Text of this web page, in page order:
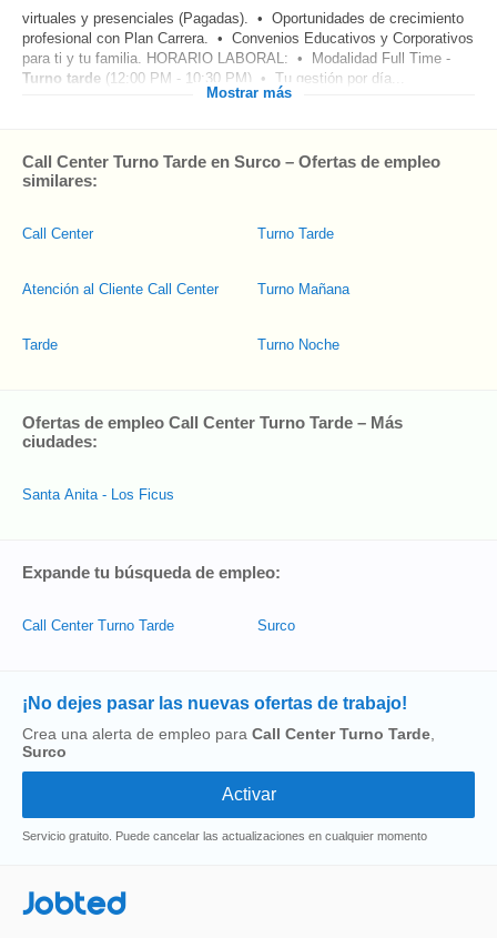
virtuales y presenciales (Pagadas). • Oportunidades de crecimiento
profesional con Plan Carrera. • Convenios Educativos y Corporativos
para ti y tu familia. HORARIO LABORAL: • Modalidad Full Time -
Turno tarde (12:00 PM - 10:30 PM) • Tu gestión por día...
Mostrar más
Call Center Turno Tarde en Surco – Ofertas de empleo
similares:
Call Center
Atención al Cliente Call Center
Tarde
Turno Tarde
Turno Mañana
Turno Noche
Ofertas de empleo Call Center Turno Tarde – Más
ciudades:
Santa Anita - Los Ficus
Expande tu búsqueda de empleo:
Call Center Turno Tarde Surco
¡No dejes pasar las nuevas ofertas de trabajo!
Crea una alerta de empleo para Call Center Turno Tarde
Surco
Servicio gratuito. Puede cancelar las actualizaciones en cualquier momento
Jobted